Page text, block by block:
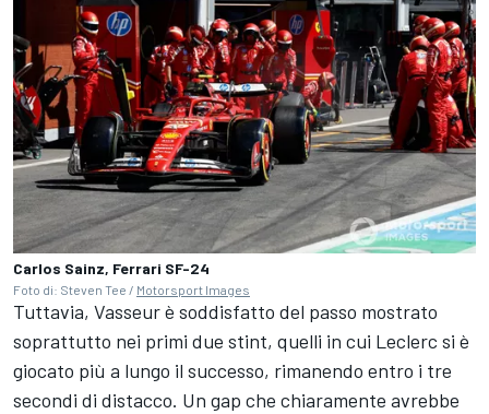
Carlos Sainz, Ferrari SF-24
Foto di: Steven Tee / Motorsport Images
Tuttavia, Vasseur è soddisfatto del passo mostrato
soprattutto nei primi due stint, quelli in cui Leclerc si è
giocato più a lungo il successo, rimanendo entro i tre
secondi di distacco. Un gap che chiaramente avrebbe